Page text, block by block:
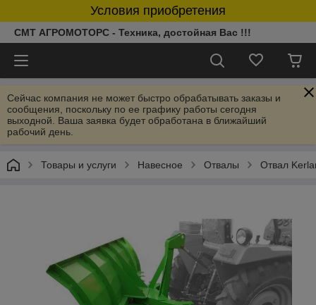
Условия приобретения
СМТ АГРОМОТОРС - Техника, достойная Вас !!!
Сейчас компания не может быстро обрабатывать заказы и
сообщения, поскольку по ее графику работы сегодня
выходной. Ваша заявка будет обработана в ближайший
рабочий день.
Товары и услуги Навесное Отвалы Отвал